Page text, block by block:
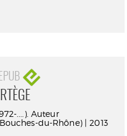
....). Auteur
du-Rhône) | 2013